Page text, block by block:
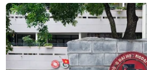
Việt Nam
07/08/2026 22:58
HLV Kim Sang-sik: 'Tôi